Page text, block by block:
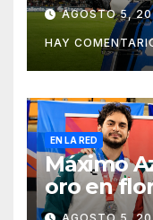
la
AGOSTO 5,
HAY
EN LA RED
Máximo
oro en
1-2-3